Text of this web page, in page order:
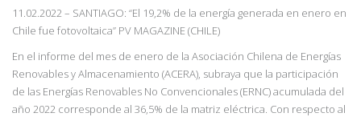
11.02.2022 – SANTIAGO: “El 19,2% de la energía generada en enero en
Chile fue fotovoltaica” PV MAGAZINE (CHILE)
En el informe del mes de enero de la Asociación Chilena de Energías
Renovables y Almacenamiento (ACERA), subraya que la participación
de las Energías Renovables No Convencionales (ERNC) acumulada del
año 2022 corresponde al 36,5% de la matriz eléctrica. Con respecto al